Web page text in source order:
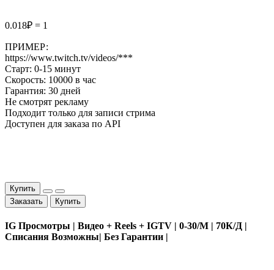
0.018₽ = 1
ПРИМЕР:
https://www.twitch.tv/videos/***
Старт: 0-15 минут
Скорость: 10000 в час
Гарантия: 30 дней
Не смотрят рекламу
Подходит только для записи стрима
Доступен для заказа по API
Купить
Заказать
Купить
IG Просмотры | Видео + Reels + IGTV | 0-30/М | 70К/Д |
Списания Возможны| Без Гарантии |